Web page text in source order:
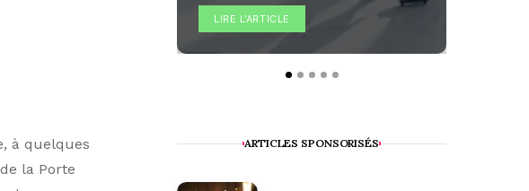
à quelques
la Porte
LIRE L'ARTICLE
ARTICLES SPONSORISÉS